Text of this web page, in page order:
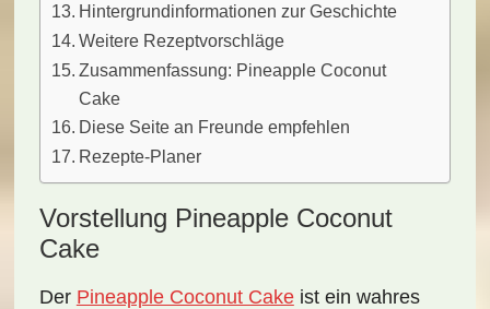
Hintergrundinformationen zur Geschichte
Weitere Rezeptvorschläge
Zusammenfassung: Pineapple Coconut
Cake
Diese Seite an Freunde empfehlen
Rezepte-Planer
Vorstellung Pineapple Coconut
Cake
Der Pineapple Coconut Cakeist ein wahres